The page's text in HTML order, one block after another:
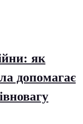
як
допомагає